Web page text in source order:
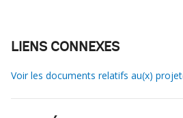
LIENS CONNEXES
Voir les documents relatifs au(x)